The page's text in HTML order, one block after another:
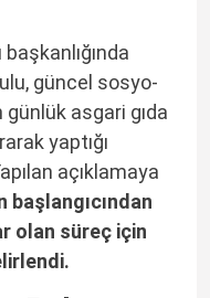
güncel sosyo-
asgari gıda
yaptığı
açıklamaya
başlangıcından
olan süreç için